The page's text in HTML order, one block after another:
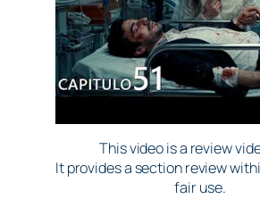
This video is a review
It provides a section review
fair use.